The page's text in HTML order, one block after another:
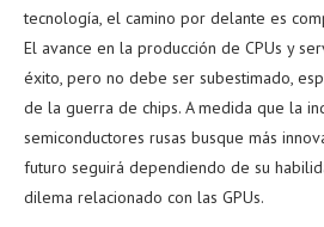
tecnología, el camino por delante es
El avance en la producción de CPUs y
éxito, pero no debe ser subestimado,
de la guerra de chips. A medida que la
semiconductores rusas busque más
futuro seguirá dependiendo de su
dilema relacionado con las GPUs.